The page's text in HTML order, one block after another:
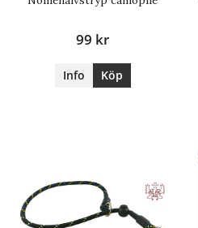
99 kr
Info Köp